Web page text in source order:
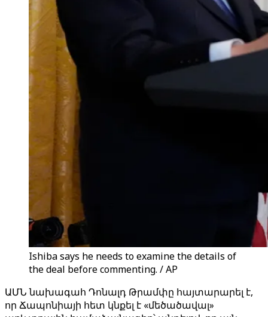
Ishiba says he needs to examine the details of
the deal before commenting. / AP
ԱՄՆ նախագահ Դոնալդ Թրամփը հայտարարել է,
որ Ճապոնիայի հետ կնքել է «մեծածավալ»